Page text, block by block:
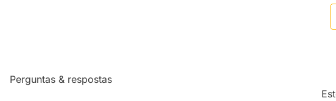
Perguntas & respostas